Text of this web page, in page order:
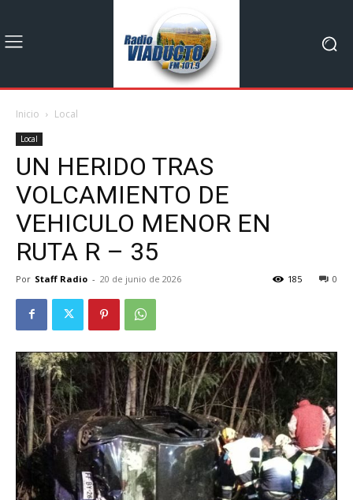
Inicio Local
Local
UN HERIDO TRAS
VOLCAMIENTO DE
VEHICULO MENOR EN
RUTA R – 35
Por Staff Radio - 20 de junio de 2026 0
185